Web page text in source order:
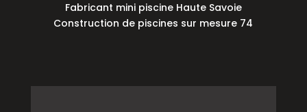
Fabricant mini piscine Haute Savoie
Construction de piscines sur mesure 74